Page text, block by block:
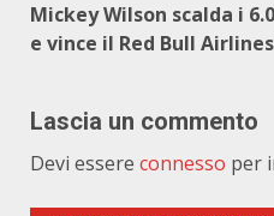
Mickey Wilson scalda i
e vince il Red Bull
Lascia un commento
Devi essere connesso per